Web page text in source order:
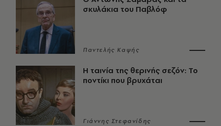
σκυλάκια του Παβλόφ
Παντελής Καψής
Η ταινία της θερινής σεζόν: Το
ποντίκι που βρυχάται
Γιάννης Στεφανίδης